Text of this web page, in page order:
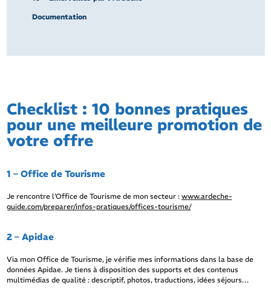
Documentation
Checklist : 10 bonnes pratiques
pour une meilleure promotion de
votre offre
1 – Office de Tourisme
Je rencontre l’Office de Tourisme de mon secteur : www.ardeche-
guide.com/preparer/infos-pratiques/offices-tourisme/
2 – Apidae
Via mon Office de Tourisme, je vérifie mes informations dans la base de
données Apidae. Je tiens à disposition des supports et des contenus
multimédias de qualité : descriptif, photos, traductions, idées séjours…